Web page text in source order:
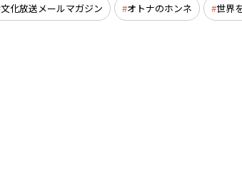
文化放送メールマガジン オトナのホンネ 世界